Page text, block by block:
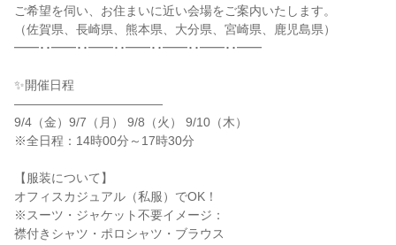
ご希望を伺い、お住まいに近い会場をご案内いたします。
（佐賀県、長崎県、熊本県、大分県、宮崎県、鹿児島県）
━━･･━━･･━━･･━━･･━━･･━━･･━━
✨開催日程
――――――――――――
9/4（金）9/7（月） 9/8（火） 9/10（木）
※全日程：14時00分～17時30分
【服装について】
オフィスカジュアル（私服）でOK！
※スーツ・ジャケット不要イメージ：
襟付きシャツ・ポロシャツ・ブラウス